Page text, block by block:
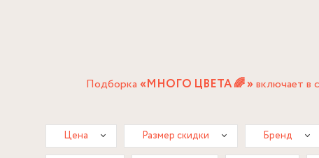
Подборка «МНОГО ЦВЕТА 🌈 »включает в
Цена Размер скидки Бренд